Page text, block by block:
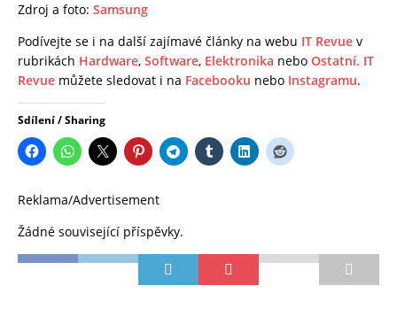
Zdroj a foto: Samsung
Podívejte se i na další zajímavé články na webu IT Revue v
rubrikách Hardware, Software, Elektronika nebo Ostatní. IT
Revue můžete sledovat i na Facebooku nebo Instagramu.
Sdílení / Sharing
Reklama/Advertisement
Žádné související příspěvky.